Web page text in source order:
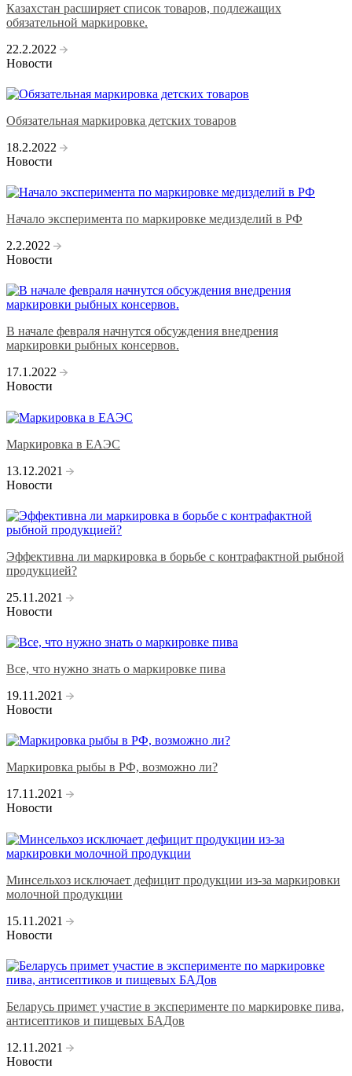
Казахстан расширяет список товаров, подлежащих
обязательной маркировке.
22.2.2022
Новости
Обязательная маркировка детских товаров
18.2.2022
Новости
Начало эксперимента по маркировке медизделий в РФ
2.2.2022
Новости
В начале февраля начнутся обсуждения внедрения
маркировки рыбных консервов.
17.1.2022
Новости
Маркировка в ЕАЭС
13.12.2021
Новости
Эффективна ли маркировка в борьбе с контрафактной рыбной
продукцией?
25.11.2021
Новости
Все, что нужно знать о маркировке пива
19.11.2021
Новости
Маркировка рыбы в РФ, возможно ли?
17.11.2021
Новости
Минсельхоз исключает дефицит продукции из-за маркировки
молочной продукции
15.11.2021
Новости
Беларусь примет участие в эксперименте по маркировке пива,
антисептиков и пищевых БАДов
12.11.2021
Новости